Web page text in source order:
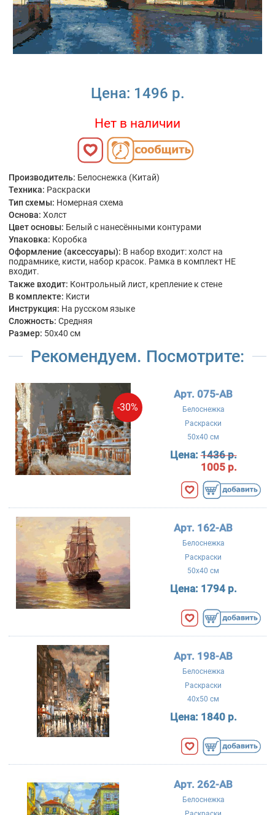
Цена: 1496 р.
Нет в наличии
Производитель: Белоснежка (Китай)
Техника: Раскраски
Тип схемы: Номерная схема
Основа: Холст
Цвет основы: Белый с нанесёнными контурами
Упаковка: Коробка
Оформление (аксессуары): В набор входит: холст на
подрамнике, кисти, набор красок. Рамка в комплект НЕ
входит.
Также входит: Контрольный лист, крепление к стене
В комплекте: Кисти
Инструкция: На русском языке
Сложность: Средняя
Размер: 50x40 см
Рекомендуем. Посмотрите:
-30%
Арт. 075-AB
Белоснежка
Раскраски
50x40 см
Цена:1436 р.
1005 р.
Арт. 162-AB
Белоснежка
Раскраски
50x40 см
Цена: 1794 р.
Арт. 198-AB
Белоснежка
Раскраски
40x50 см
Цена: 1840 р.
Арт. 262-AB
Белоснежка